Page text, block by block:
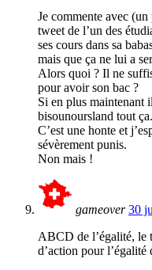
Je commente avec
tweet de l’un des
ses cours dans sa
mais que ça ne lui a
Alors quoi ? Il ne
pour avoir son bac ?
Si en plus maintenant
bisounoursland tout ça.
C’est une honte et
sévèrement punis.
Non mais !
gameover 30
ABCD de l’égalité, le
d’action pour l’égalité